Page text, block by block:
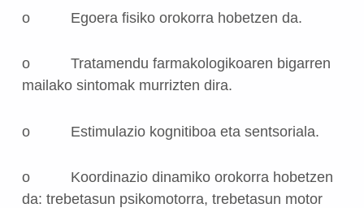
o Egoera fisiko orokorra hobetzen da.
o
Tratamendu farmakologikoaren bigarren
mailako sintomak murrizten dira.
o Estimulazio kognitiboa eta sentsoriala.
o
Koordinazio dinamiko orokorra hobetzen
da: trebetasun psikomotorra, trebetasun motor